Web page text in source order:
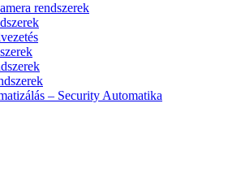
rendszerek
– Security Automatika